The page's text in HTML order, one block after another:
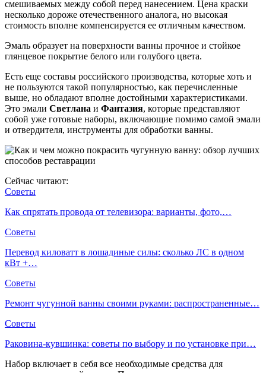
смешиваемых между собой перед нанесением. Цена краски
несколько дороже отечественного аналога, но высокая
стоимость вполне компенсируется ее отличным качеством.
Эмаль образует на поверхности ванны прочное и стойкое
глянцевое покрытие белого или голубого цвета.
Есть еще составы российского производства, которые хоть и
не пользуются такой популярностью, как перечисленные
выше, но обладают вполне достойными характеристиками.
Это эмали Светлана и Фантазия, которые представляют
собой уже готовые наборы, включающие помимо самой эмали
и отвердителя, инструменты для обработки ванны.
Сейчас читают:
Советы
Как спрятать провода от телевизора: варианты, фото,…
Советы
Перевод киловатт в лошадиные силы: сколько ЛС в одном
кВт +…
Советы
Ремонт чугунной ванны своими руками: распространенные…
Советы
Раковина-кувшинка: советы по выбору и по установке при…
Набор включает в себя все необходимые средства для